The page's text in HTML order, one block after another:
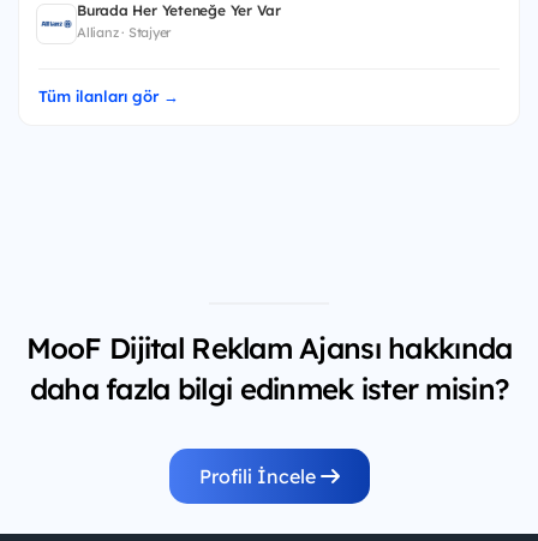
Burada Her Yeteneğe Yer Var
Allianz · Stajyer
Tüm ilanları gör →
MooF Dijital Reklam Ajansı hakkında
daha fazla bilgi edinmek ister misin?
Profili İncele